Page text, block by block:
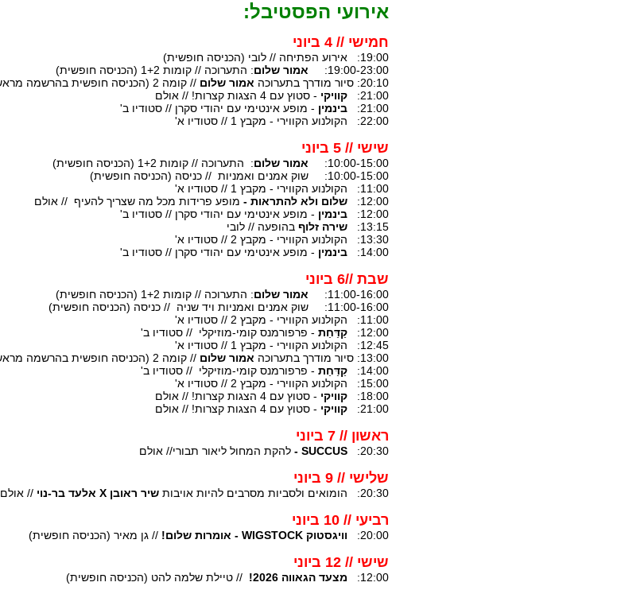
אירועי הפסטיבל:
חמישי // 4 ביוני
19:00: אירוע הפתיחה // לובי (הכניסה חופשית)
19:00-23:00:
אמור שלום: התערוכה // קומות 1+2 (הכניסה חופשית)
20:10: סיור מודרך בתערוכה
אמור שלום // קומה 2 (הכניסה חופשית בהרשמה מראש)
21:00:
קוויקי - סטוץ עם 4 הצגות קצרות! // אולם
21:00:
בינמין - מופע אינטימי עם יהודי סקרן // סטודיו ב'
22:00: הקולנוע הקווירי - מקבץ 1 // סטודיו א'
שישי // 5 ביוני
10:00-15:00: אמור שלום: התערוכה // קומות 1+2 (הכניסה חופשית)
10:00-15:00: שוק אמנים ואמניות // כניסה (הכניסה חופשית)
11:00: הקולנוע הקווירי - מקבץ 1 // סטודיו א'
12:00:
שלום ולא להתראות - מופע פרידות מכל מה שצריך להעיף // אולם
12:00:
בינמין - מופע אינטימי עם יהודי סקרן // סטודיו ב'
13:15:
שירה זלוף בהופעה // לובי
13:30: הקולנוע הקווירי - מקבץ 2 // סטודיו א'
14:00:
בינמין - מופע אינטימי עם יהודי סקרן // סטודיו ב'
שבת //6 ביוני
11:00-16:00: אמור שלום: התערוכה // קומות 1+2 (הכניסה חופשית)
11:00-16:00: שוק אמנים ואמניות ויד שניה // כניסה (הכניסה חופשית)
11:00: הקולנוע הקווירי - מקבץ 2 // סטודיו א'
12:00:
קַדַּחַת - פרפורמנס קומי-מוזיקלי // סטודיו ב'
12:45: הקולנוע הקווירי - מקבץ 1 // סטודיו א'
13:00: סיור מודרך בתערוכה
אמור שלום // קומה 2 (הכניסה חופשית בהרשמה מראש)
14:00:
קַדַּחַת - פרפורמנס קומי-מוזיקלי // סטודיו ב'
15:00: הקולנוע הקווירי - מקבץ 2 // סטודיו א'
18:00:
קוויקי - סטוץ עם 4 הצגות קצרות! // אולם
21:00:
קוויקי - סטוץ עם 4 הצגות קצרות! // אולם
ראשון // 7 ביוני
20:30:
SUCCUS - להקת המחול ליאור תבורי// אולם
שלישי // 9 ביוני
20:30: הומואים ולסביות מסרבים להיות אויבות שיר ראובן X אלעד בר-נוי // אולם
רביעי // 10 ביוני
20:00: וויגסטוק WIGSTOCK - אומרות שלום! // גן מאיר (הכניסה חופשית)
שישי // 12 ביוני
12:00: מצעד הגאווה 2026! // טיילת שלמה להט (הכניסה חופשית)